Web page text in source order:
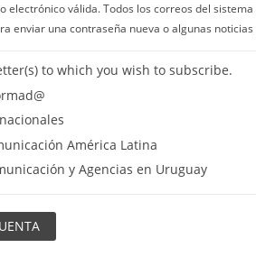
electrónico válida. Todos los correos del
enviar una contraseña nueva o algunas noticias
to which you wish to subscribe.
América Latina
y Agencias en Uruguay